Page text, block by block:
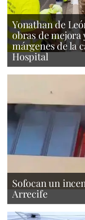
Yonathan de
obras de mejora
márgenes de la
Hospital
Sofocan un
Arrecife